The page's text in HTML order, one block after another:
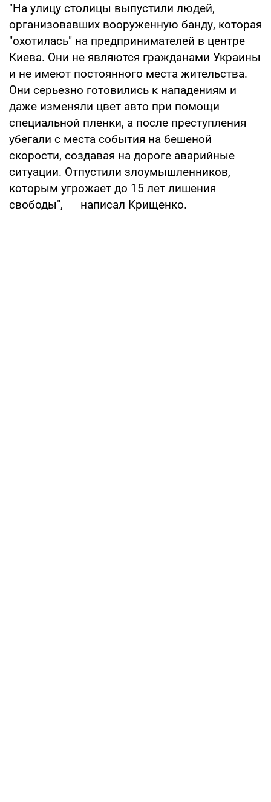
"На улицу столицы выпустили людей,
организовавших вооруженную банду, которая
"охотилась" на предпринимателей в центре
Киева. Они не являются гражданами Украины
и не имеют постоянного места жительства.
Они серьезно готовились к нападениям и
даже изменяли цвет авто при помощи
специальной пленки, а после преступления
убегали с места события на бешеной
скорости, создавая на дороге аварийные
ситуации. Отпустили злоумышленников,
которым угрожает до 15 лет лишения
свободы", ― написал Крищенко.